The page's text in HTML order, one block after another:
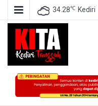
34.28℃ Kediri
Kediri
Berita Akurat Terpercaya